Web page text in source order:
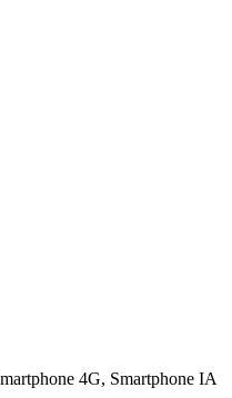
4G, Smartphone IA